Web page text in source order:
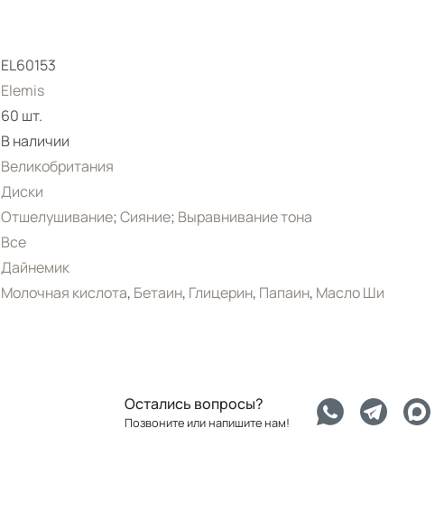
EL60153
Elemis
60 шт.
В наличии
Великобритания
Диски
Отшелушивание;Сияние; Выравнивание тона
Все
Дайнемик
Молочная кислота, Бетаин, Глицерин, Папаин, Масло Ши
Остались вопросы?
Позвоните или напишите нам!